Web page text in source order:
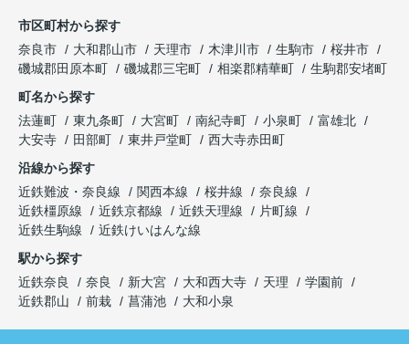
市区町村から探す
奈良市
大和郡山市 天理市 木津川市 生駒市
桜井市
磯城郡田原本町
磯城郡三宅町 相楽郡精華町
生駒郡安堵町
町名から探す
法蓮町
東九条町 大宮町 南紀寺町 小泉町
富雄北
大安寺
田部町 東井戸堂町
西大寺赤田町
沿線から探す
近鉄難波・奈良線
関西本線 桜井線
奈良線
近鉄橿原線
近鉄京都線 近鉄天理線
片町線
近鉄生駒線
近鉄けいはんな線
駅から探す
近鉄奈良
奈良 新大宮 大和西大寺 天理
学園前
近鉄郡山
前栽 菖蒲池 大和小泉